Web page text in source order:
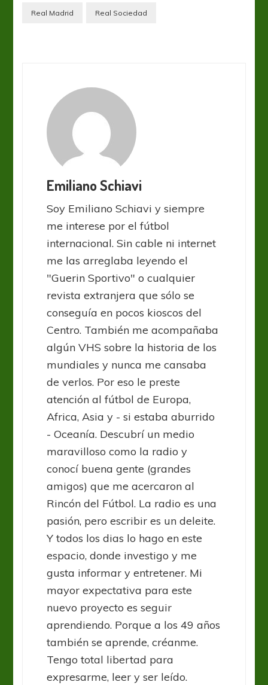
Real Madrid Real Sociedad
Emiliano Schiavi
Soy Emiliano Schiavi y siempre
me interese por el fútbol
internacional. Sin cable ni internet
me las arreglaba leyendo el
"Guerin Sportivo" o cualquier
revista extranjera que sólo se
conseguía en pocos kioscos del
Centro. También me acompañaba
algún VHS sobre la historia de los
mundiales y nunca me cansaba
de verlos. Por eso le preste
atención al fútbol de Europa,
Africa, Asia y - si estaba aburrido
- Oceanía. Descubrí un medio
maravilloso como la radio y
conocí buena gente (grandes
amigos) que me acercaron al
Rincón del Fútbol. La radio es una
pasión, pero escribir es un deleite.
Y todos los dias lo hago en este
espacio, donde investigo y me
gusta informar y entretener. Mi
mayor expectativa para este
nuevo proyecto es seguir
aprendiendo. Porque a los 49 años
también se aprende, créanme.
Tengo total libertad para
expresarme, leer y ser leído.